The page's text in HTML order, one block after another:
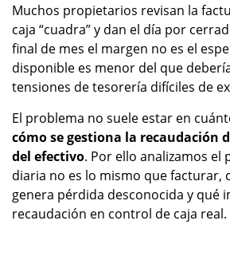
Muchos propietarios revisan la
caja “cuadra” y dan el día por
final de mes el margen no es el
disponible es menor del que
tensiones de tesorería difíciles de
El problema no suele estar en
cómo se gestiona la recaudación
del efectivo. Por ello analizamos el
diaria no es lo mismo que facturar,
genera pérdida desconocida y qué
recaudación en control de caja real.